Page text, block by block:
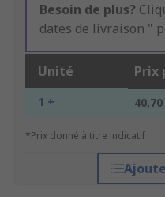
Besoin de plus?
dates de livraison "
Unité Prix
1 +
*Prix donné à titre indicatif